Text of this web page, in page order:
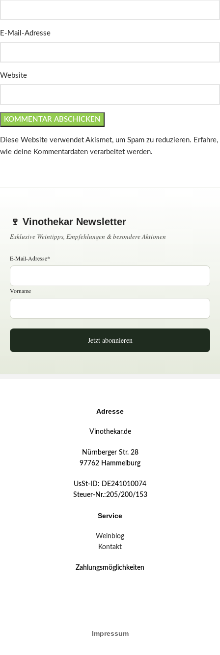
E-Mail-Adresse
Website
Diese Website verwendet Akismet, um Spam zu reduzieren. Erfahre,
wie deine Kommentardaten verarbeitet werden.
🍷 Vinothekar Newsletter
Exklusive Weintipps, Empfehlungen & besondere Aktionen
E-Mail-Adresse*
Vorname
Jetzt abonnieren
Adresse
Vinothekar.de
Nürnberger Str. 28
97762 Hammelburg
UsSt-ID: DE241010074
Steuer-Nr.:205/200/153
Service
Weinblog
Kontakt
Zahlungsmöglichkeiten
Impressum